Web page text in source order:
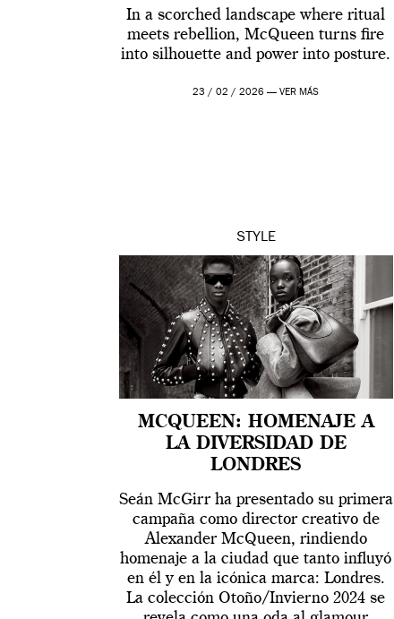
In a scorched landscape where ritual
meets rebellion, McQueen turns fire
into silhouette and power into posture.
23 / 02 / 2026 —VER MÁS
STYLE
MCQUEEN: HOMENAJE A
LA DIVERSIDAD DE
LONDRES
Seán McGirr ha presentado su primera
campaña como director creativo de
Alexander McQueen, rindiendo
homenaje a la ciudad que tanto influyó
en él y en la icónica marca: Londres.
La colección Otoño/Invierno 2024 se